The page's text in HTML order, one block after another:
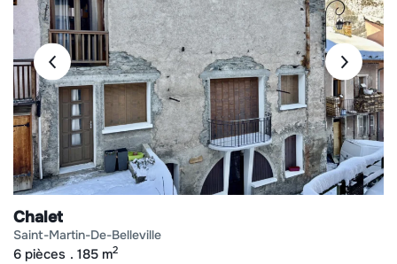
Chalet
saint-martin-de-belleville
6 pièces 185 m2